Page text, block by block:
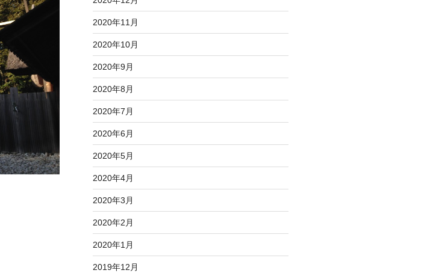
2020年11月
2020年10月
2020年9月
2020年8月
2020年7月
2020年6月
2020年5月
2020年4月
2020年3月
2020年2月
2020年1月
2019年12月